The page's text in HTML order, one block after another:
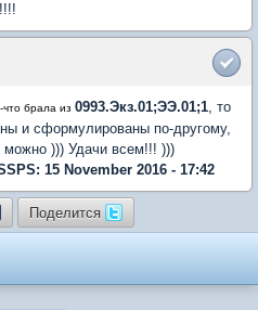
что брала из 0993.Экз.01;ЭЭ.01;1, то
и сформулированы по-другому,
можно ))) Удачи всем!!! )))
15 November 2016 - 17:42
Поделится